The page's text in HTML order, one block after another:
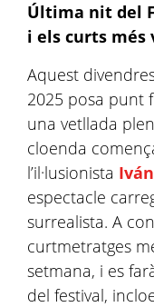
Última nit del
i els curts més
Aquest
2025 posa punt
una vetllada
cloenda
l’il·lusionista
espectacle
surrealista. A
curtmetratges
setmana, i es
del festival,